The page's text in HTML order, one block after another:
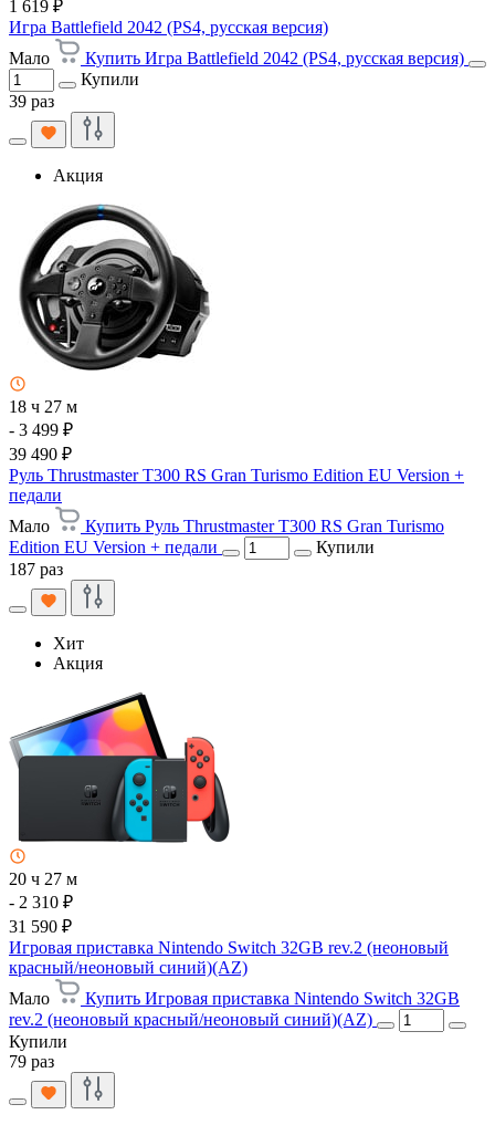
1 619 ₽
Игра Battlefield 2042 (PS4, русская версия)
Мало
Купить Игра Battlefield 2042 (PS4, русская версия)
Купили
39 раз
Акция
18 ч 27 м
- 3 499 ₽
39 490 ₽
Руль Thrustmaster T300 RS Gran Turismo Edition EU Version +
педали
Мало
Купить Руль Thrustmaster T300 RS Gran Turismo
Edition EU Version + педали
Купили
187 раз
Хит
Акция
20 ч 27 м
- 2 310 ₽
31 590 ₽
Игровая приставка Nintendo Switch 32GB rev.2 (неоновый
красный/неоновый синий)(AZ)
Мало
Купить Игровая приставка Nintendo Switch 32GB
rev.2 (неоновый красный/неоновый синий)(AZ)
Купили
79 раз